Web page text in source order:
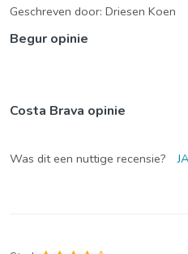
Geschreven door: Driesen Koen
Begur opinie
Costa Brava opinie
Was dit een nuttige recensie? JA